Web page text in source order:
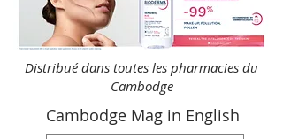
Distribué dans toutes les pharmacies du
Cambodge
Cambodge Mag in English